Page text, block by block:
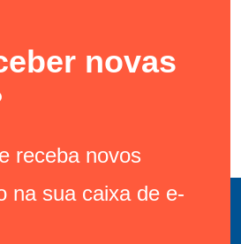
novas
receba novos
na sua caixa de e-